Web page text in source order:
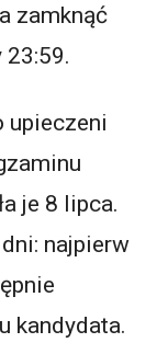
zamknąć
upieczeni
je 8 lipca.
najpierw
kandydata.